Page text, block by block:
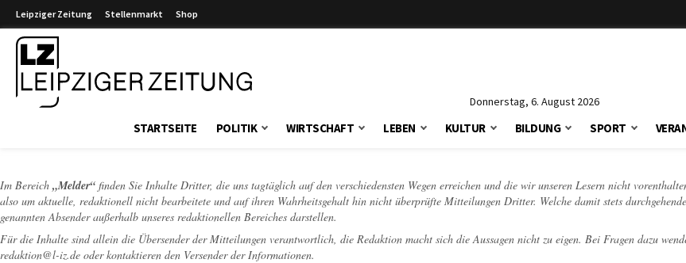
Leipziger Zeitung Stellenmarkt Shop
Donnerstag, 6. August 2026
STARTSEITE POLITIK WIRTSCHAFT LEBEN KULTUR BILDUNG SPORT
Im Bereich „Melder“ finden Sie Inhalte Dritter, die uns tagtäglich auf den verschiedensten Wegen erreichen und die wir unseren Lesern nicht
also um aktuelle, redaktionell nicht bearbeitete und auf ihren Wahrheitsgehalt hin nicht überprüfte Mitteilungen Dritter. Welche damit stets
genannten Absender außerhalb unseres redaktionellen Bereiches darstellen.
Für die Inhalte sind allein die Übersender der Mitteilungen verantwortlich, die Redaktion macht sich die Aussagen nicht zu eigen. Bei Fragen dazu
redaktion@l-iz.de oder kontaktieren den Versender der Informationen.